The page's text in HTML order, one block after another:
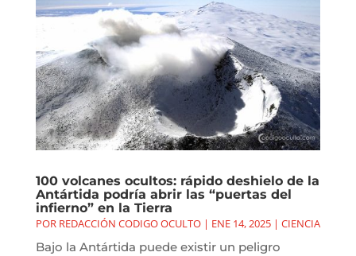
100 volcanes ocultos: rápido deshielo de la
Antártida podría abrir las “puertas del
infierno” en la Tierra
POR REDACCIÓN CODIGO OCULTO| ENE 14, 2025| CIENCIA
Bajo la Antártida puede existir un peligro